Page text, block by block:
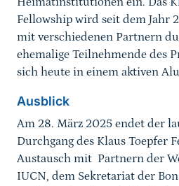
Fellowship wird seit dem Jahr
mit verschiedenen Partnern
ehemalige Teilnehmende des
sich heute in einem aktiven
Ausblick
Am 28. März 2025 endet der
Durchgang des Klaus Toepfer
Austausch mit Partnern der
IUCN, dem Sekretariat der